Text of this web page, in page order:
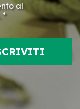
al
*